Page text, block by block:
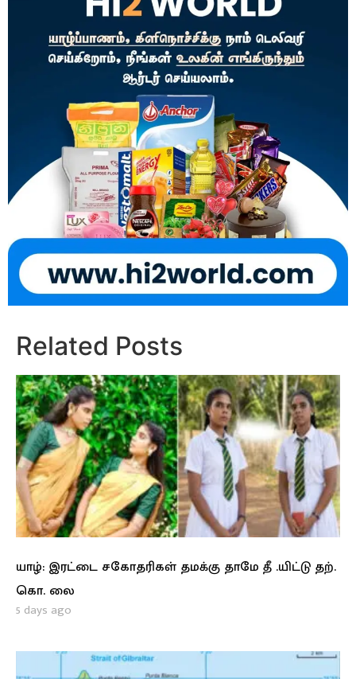
Related Posts
யாழ்: இரட்டை சகோதரிகள் தமக்கு தாமே தீ .யிட்டு தற்.
கொ. லை
5 days ago